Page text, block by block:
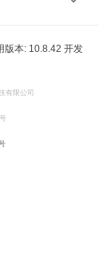
版本: 10.8.42 开发
有限公司